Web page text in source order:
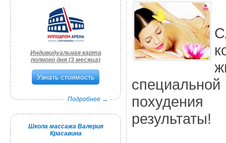
Индивидуальная карта
полного дня (3 месяца)
Узнать стоимость
Подробнее →
Школа массажа Валерия
Красавина
результаты!